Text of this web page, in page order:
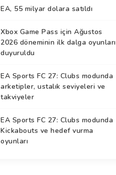
EA, 55 milyar dolara satıldı
Xbox Game Pass için Ağustos
2026 döneminin ilk dalga oyunları
duyuruldu
EA Sports FC 27: Clubs modunda
arketipler, ustalık seviyeleri ve
takviyeler
EA Sports FC 27: Clubs modunda
Kickabouts ve hedef vurma
oyunları